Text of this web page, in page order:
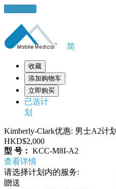
健康錦囊
简
收藏
添加购物车
立即购买
已选计
划
Kimberly-Clark优惠: 男士A2计划
HKD$2,000
型 号： KCC-M8I-A2
查看详情
请选择计划内的服务:
贈送